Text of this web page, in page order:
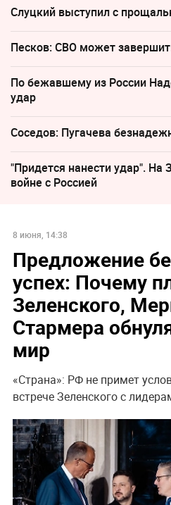
Слуцкий выступил с
Песков: СВО может
По бежавшему из России
удар
Соседов: Пугачева
"Придется нанести удар". На
войне с Россией
8 июня, 14:38
Предложение
успех: Почему
Зеленского,
Стармера
мир
«Страна»: РФ не примет
встрече Зеленского с